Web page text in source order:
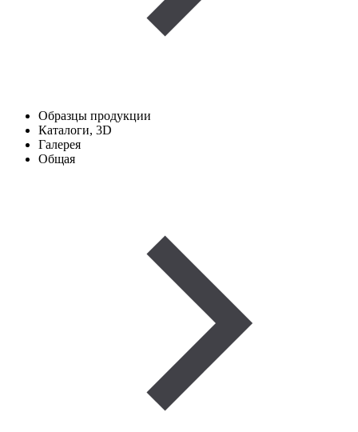
Образцы продукции
Каталоги, 3D
Галерея
Общая